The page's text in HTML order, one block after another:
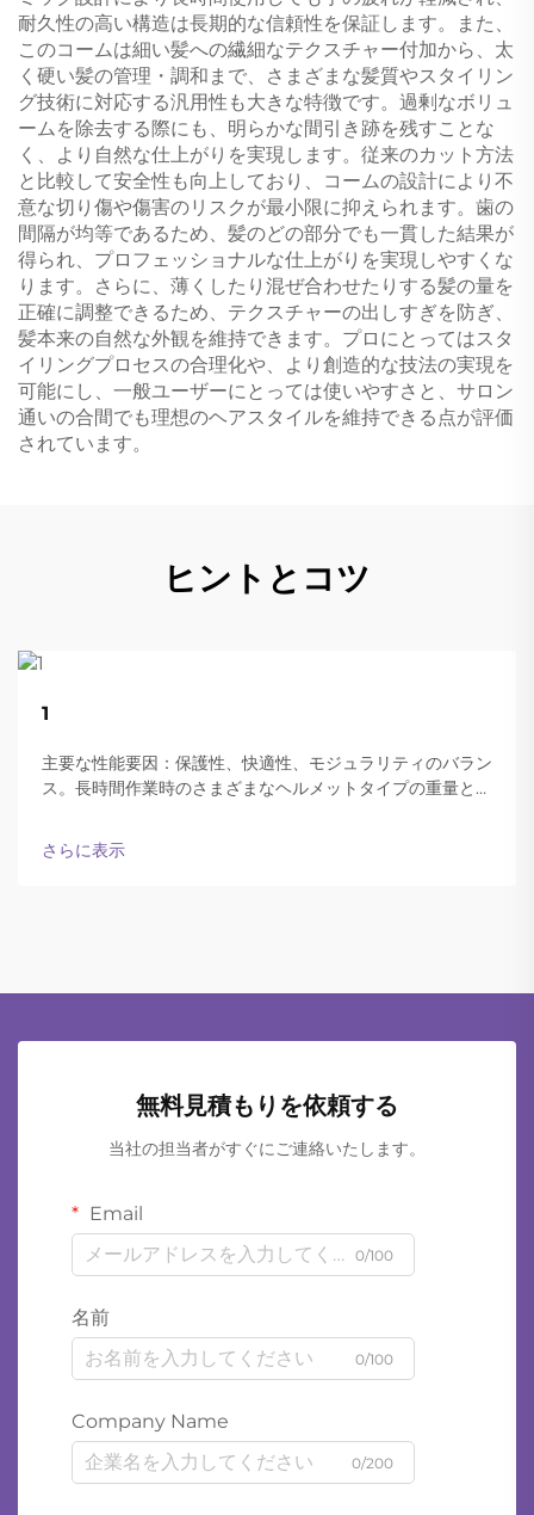
耐久性の高い構造は長期的な信頼性を保証します。また、
このコームは細い髪への繊細なテクスチャー付加から、太
く硬い髪の管理・調和まで、さまざまな髪質やスタイリン
グ技術に対応する汎用性も大きな特徴です。過剰なボリュ
ームを除去する際にも、明らかな間引き跡を残すことな
く、より自然な仕上がりを実現します。従来のカット方法
と比較して安全性も向上しており、コームの設計により不
意な切り傷や傷害のリスクが最小限に抑えられます。歯の
間隔が均等であるため、髪のどの部分でも一貫した結果が
得られ、プロフェッショナルな仕上がりを実現しやすくな
ります。さらに、薄くしたり混ぜ合わせたりする髪の量を
正確に調整できるため、テクスチャーの出しすぎを防ぎ、
髪本来の自然な外観を維持できます。プロにとってはスタ
イリングプロセスの合理化や、より創造的な技法の実現を
可能にし、一般ユーザーにとっては使いやすさと、サロン
通いの合間でも理想のヘアスタイルを維持できる点が評価
されています。
ヒントとコツ
1
主要な性能要因：保護性、快適性、モジュラリティのバラン
ス。長時間作業時のさまざまなヘルメットタイプの重量と快
な保護性能の両立をうまく実現しています。
さらに表示
無料見積もりを依頼する
当社の担当者がすぐにご連絡いたします。
Email
0/100
名前
0/100
Company Name
0/200